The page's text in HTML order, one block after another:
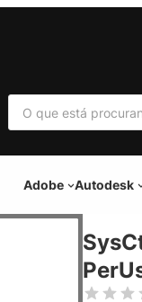
P
s
u
r
Adobe Autodesk